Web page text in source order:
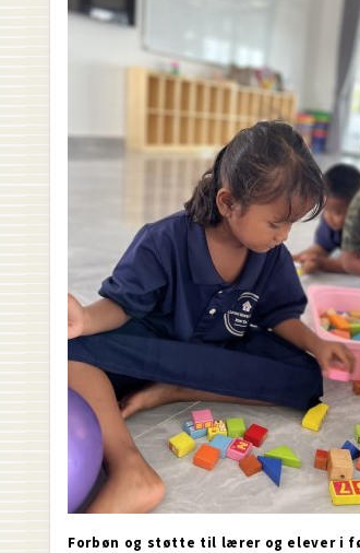
Forbøn og støtte til lærer og elever i